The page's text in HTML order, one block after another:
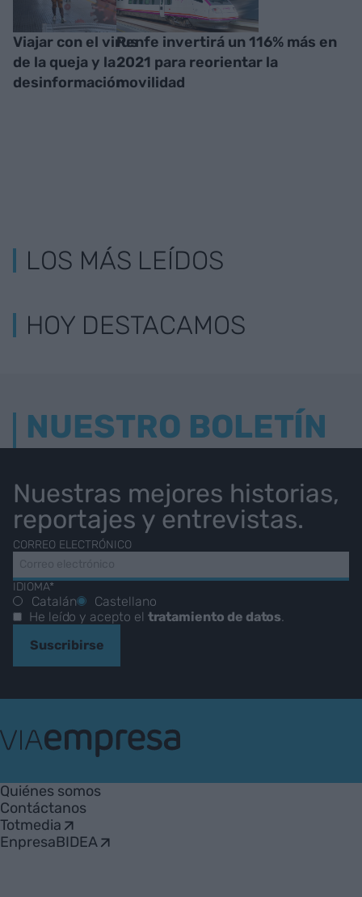
Viajar con el virus
de la queja y la
desinformación
Renfe invertirá un 116% más en
2021 para reorientar la
movilidad
LOS MÁS LEÍDOS
HOY DESTACAMOS
NUESTRO BOLETÍN
Nuestras mejores historias,
reportajes y entrevistas.
CORREO ELECTRÓNICO
IDIOMA*
Catalán
Castellano
He leído y acepto el tratamiento de datos.
Suscribirse
Empresa
Quiénes somos
Contáctanos
Totmedia
EnpresaBIDEA